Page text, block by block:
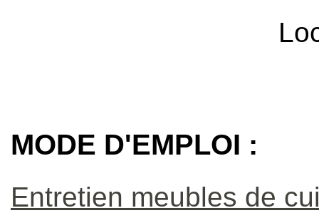
MODE D'EMPLOI :
Entretien meubles de